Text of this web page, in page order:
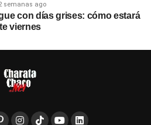
semanas ago
con días grises: cómo estará
viernes